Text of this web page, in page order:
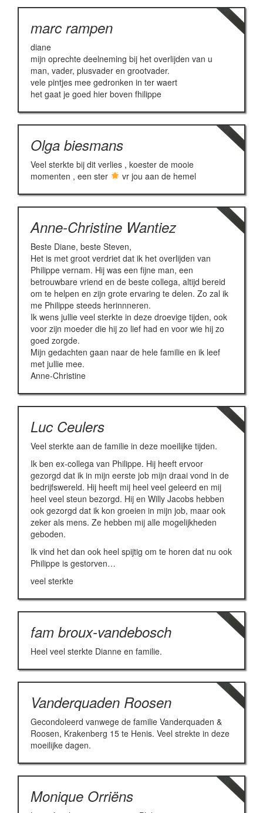
marc rampen
diane
mijn oprechte deelneming bij het overlijden van u
man, vader, plusvader en grootvader.
vele pintjes mee gedronken in ter waert
het gaat je goed hier boven fhilippe
Olga biesmans
Veel sterkte bij dit verlies , koester de mooie
momenten , een ster
vr jou aan de hemel
Anne-Christine Wantiez
Beste Diane, beste Steven,
Het is met groot verdriet dat ik het overlijden van
Philippe vernam. Hij was een fijne man, een
betrouwbare vriend en de beste collega, altijd bereid
om te helpen en zijn grote ervaring te delen. Zo zal ik
me Philippe steeds herinnneren.
Ik wens jullie veel sterkte in deze droevige tijden, ook
voor zijn moeder die hij zo lief had en voor wie hij zo
goed zorgde.
Mijn gedachten gaan naar de hele familie en ik leef
met jullie mee.
Anne-Christine
Luc Ceulers
Veel sterkte aan de familie in deze moeilijke tijden.
Ik ben ex-collega van Philippe. Hij heeft ervoor
gezorgd dat ik in mijn eerste job mijn draai vond in de
bedrijfswereld. Hij heeft mij heel veel geleerd en mij
heel veel steun bezorgd. Hij en Willy Jacobs hebben
ook gezorgd dat ik kon groeien in mijn job, maar ook
zeker als mens. Ze hebben mij alle mogelijkheden
geboden.
Ik vind het dan ook heel spijtig om te horen dat nu ook
Philippe is gestorven…
veel sterkte
fam broux-vandebosch
Heel veel sterkte Dianne en familie.
Vanderquaden Roosen
Gecondoleerd vanwege de familie Vanderquaden &
Roosen, Krakenberg 15 te Henis. Veel strekte in deze
moeilijke dagen.
Monique Orriëns